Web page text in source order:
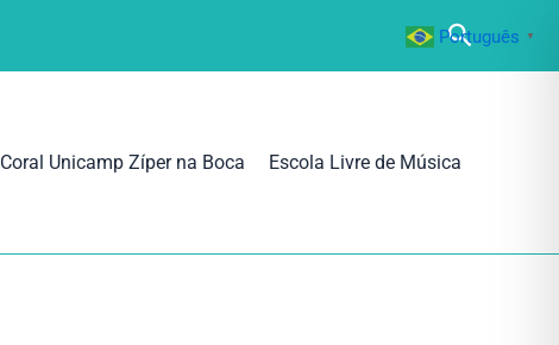
Coral Unicamp Zíper na Boca Escola Livre de Música
Português ▼